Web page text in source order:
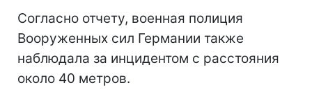
Согласно отчету, военная полиция
Вооруженных сил Германии также
наблюдала за инцидентом с расстояния
около 40 метров.